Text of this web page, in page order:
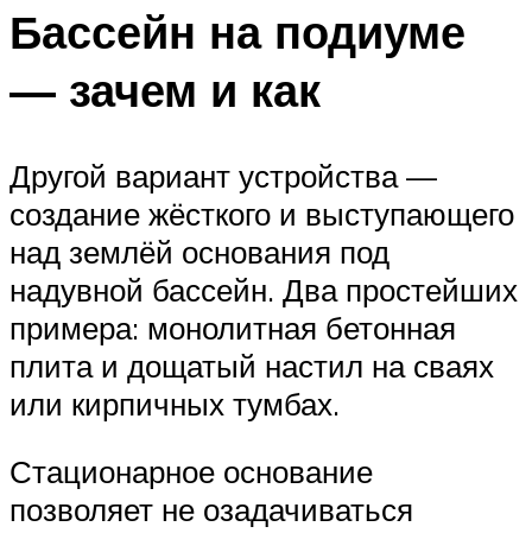
Бассейн на подиуме
— зачем и как
Другой вариант устройства —
создание жёсткого и выступающего
над землёй основания под
надувной бассейн. Два простейших
примера: монолитная бетонная
плита и дощатый настил на сваях
или кирпичных тумбах.
Стационарное основание
позволяет не озадачиваться